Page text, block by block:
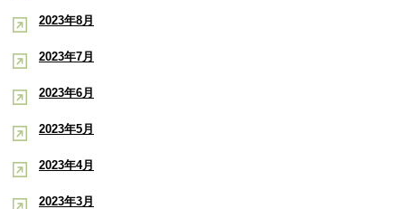
2023年8月
2023年7月
2023年6月
2023年5月
2023年4月
2023年3月